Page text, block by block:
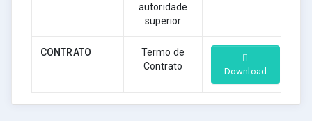
autoridade
superior
CONTRATO
Termo de
Contrato
Download